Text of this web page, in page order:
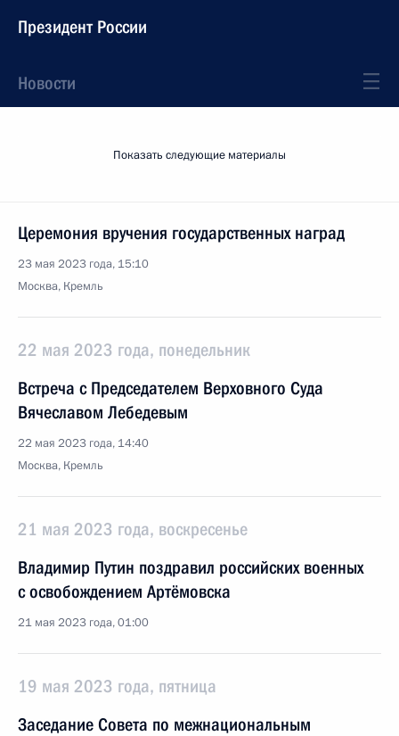
Президент России
Новости
Показать следующие материалы
Церемония вручения государственных наград
23 мая 2023 года, 15:10
Москва, Кремль
22 мая 2023 года, понедельник
Встреча с Председателем Верховного Суда
Вячеславом Лебедевым
22 мая 2023 года, 14:40
Москва, Кремль
21 мая 2023 года, воскресенье
Владимир Путин поздравил российских военных
с освобождением Артёмовска
21 мая 2023 года, 01:00
19 мая 2023 года, пятница
Заседание Совета по межнациональным